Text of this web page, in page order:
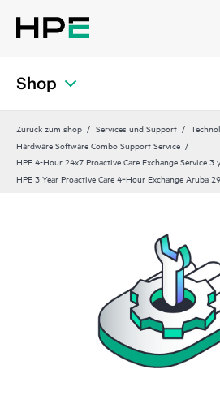
Shop
Zurück zum shop Services und Support
Hardware Software Combo Support Service
HPE 4-Hour 24x7 Proactive Care Exchange Service 3
HPE 3 Year Proactive Care 4‑Hour Exchange Aruba